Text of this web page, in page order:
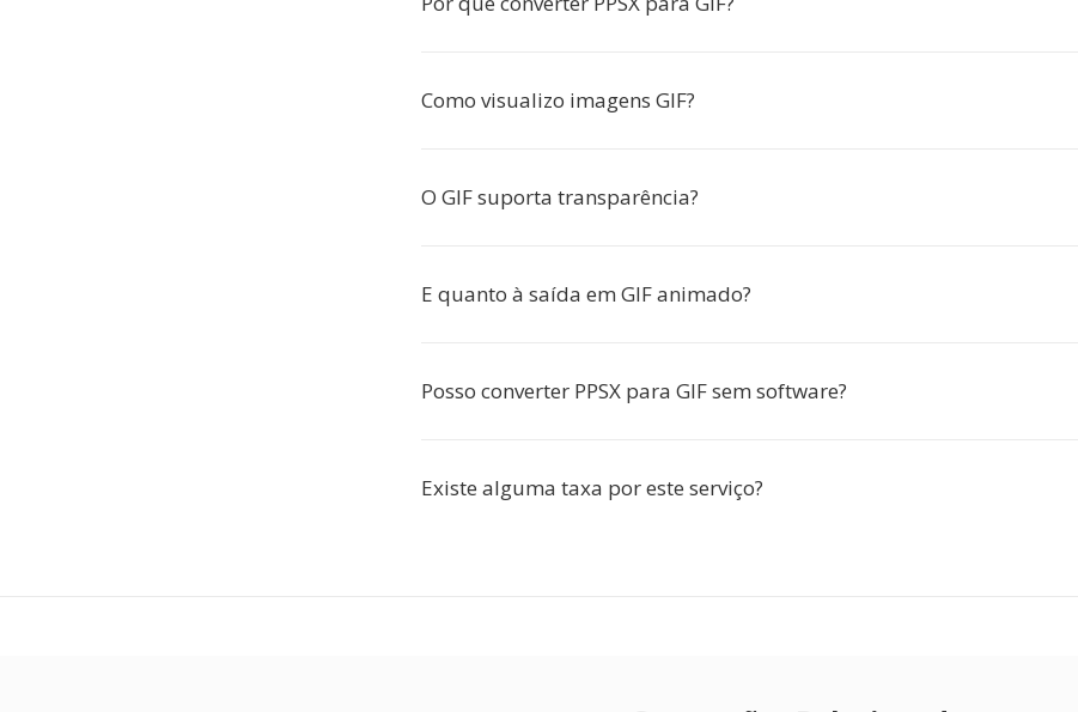
Como visualizo imagens GIF?
O GIF suporta transparência?
E quanto à saída em GIF animado?
Posso converter PPSX para GIF sem software?
Existe alguma taxa por este serviço?